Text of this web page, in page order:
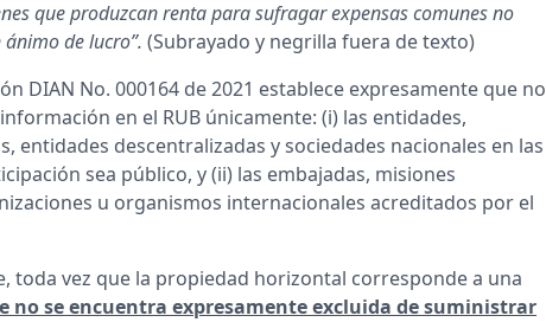
que produzcan renta para sufragar expensas comunes no
de lucro”. (Subrayado y negrilla fuera de texto)
DIAN No. 000164 de 2021 establece expresamente que no
en el RUB únicamente: (i) las entidades,
entidades descentralizadas y sociedades nacionales en las
sea público, y (ii) las embajadas, misiones
u organismos internacionales acreditados por el
toda vez que la propiedad horizontal corresponde a una
no se encuentra expresamente excluida de suministrar